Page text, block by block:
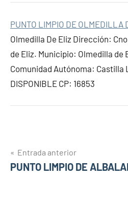
PUNTO LIMPIO DE OLMEDILLA
Olmedilla De Eliz Dirección:
de Eliz. Municipio: Olmedilla de
Comunidad Autónoma: Castilla
DISPONIBLE CP: 16853
Navegación
de
Entrada anterior
PUNTO LIMPIO DE